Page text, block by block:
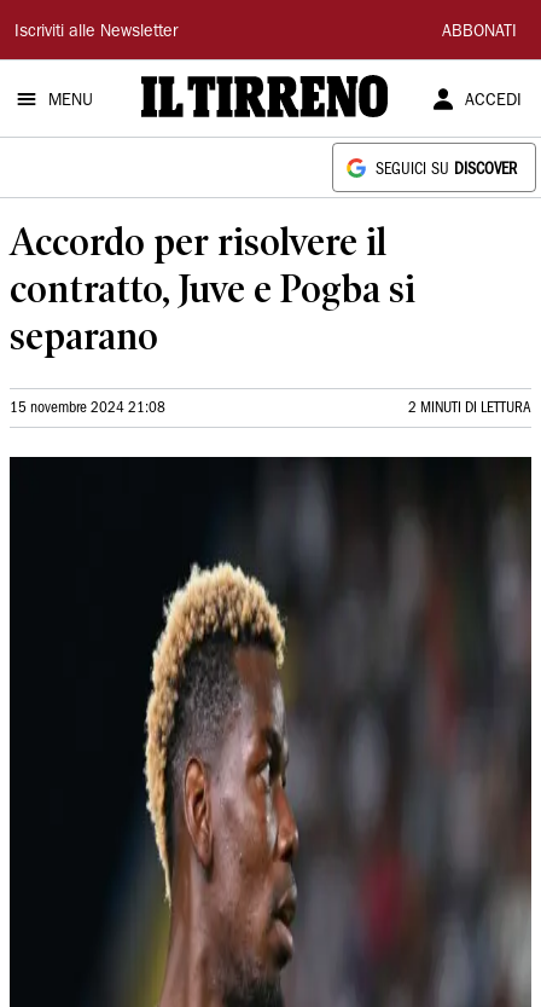
Il
Tirreno
Iscriviti alle Newsletter ABBONATI
MENU ACCEDI
SEGUICI SU DISCOVER
Accordo per risolvere il
contratto, Juve e Pogba si
separano
15 novembre 2024 21:08 2 MINUTI DI LETTURA